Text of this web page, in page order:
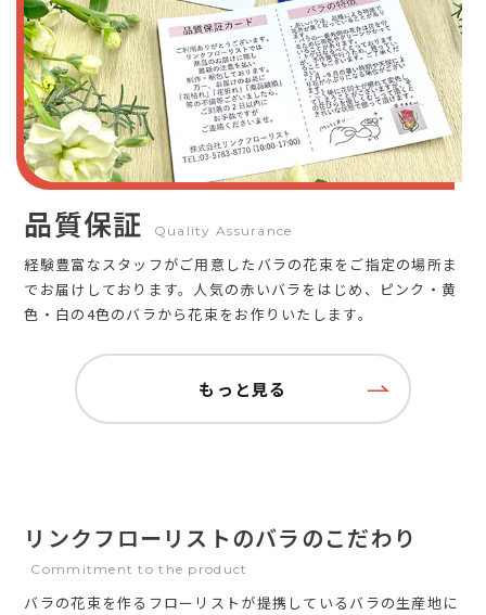
品質保証 Quality Assurance
経験豊富なスタッフがご用意したバラの花束をご指定の場所ま
でお届けしております。人気の赤いバラをはじめ、ピンク・黄
色・白の4色のバラから花束をお作りいたします。
もっと見る
リンクフローリストのバラのこだわり
Commitment to the product
バラの花束を作るフローリストが提携しているバラの生産地に